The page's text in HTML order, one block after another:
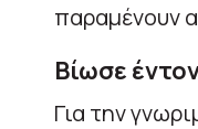
παραμένουν
Βίωσε
Για την